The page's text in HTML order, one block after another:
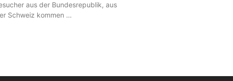
aus der Bundesrepublik, aus
Schweiz kommen …